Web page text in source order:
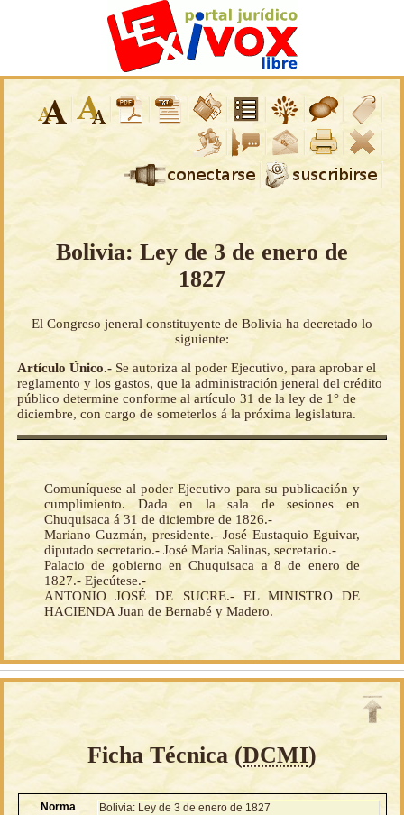
Bolivia: Ley de 3 de enero de
1827
El Congreso jeneral constituyente de Bolivia ha decretado lo
siguiente:
Artículo Único.- Se autoriza al poder Ejecutivo, para aprobar el
reglamento y los gastos, que la administración jeneral del crédito
público determine conforme al artículo 31 de la ley de 1° de
diciembre, con cargo de someterlos á la próxima legislatura.
Comuníquese al poder Ejecutivo para su publicación y
cumplimiento. Dada en la sala de sesiones en
Chuquisaca á 31 de diciembre de 1826.-
Mariano Guzmán, presidente.- José Eustaquio Eguivar,
diputado secretario.- José María Salinas, secretario.-
Palacio de gobierno en Chuquisaca a 8 de enero de
1827.- Ejecútese.-
ANTONIO JOSÉ DE SUCRE.- EL MINISTRO DE
HACIENDA Juan de Bernabé y Madero.
Ficha Técnica (DCMI)
Norma
Bolivia: Ley de 3 de enero de 1827